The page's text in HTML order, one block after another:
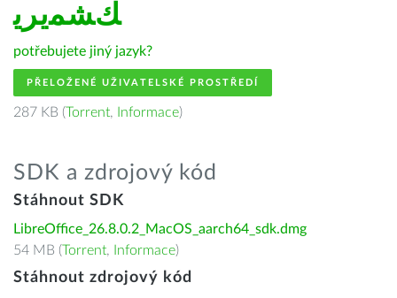
ﻚﺸﻤﻳﺮﻳ
potřebujete jiný jazyk?
PŘELOŽENÉ UŽIVATELSKÉ PROSTŘEDÍ
287 KB (Torrent, Informace)
SDK a zdrojový kód
Stáhnout SDK
LibreOffice_26.8.0.2_MacOS_aarch64_sdk.dmg
54 MB (Torrent, Informace)
Stáhnout zdrojový kód